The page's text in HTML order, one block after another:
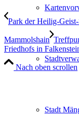
Stadt
Park der Heilig-
Mammolshain
Friedhofs in
Nach oben scrollen